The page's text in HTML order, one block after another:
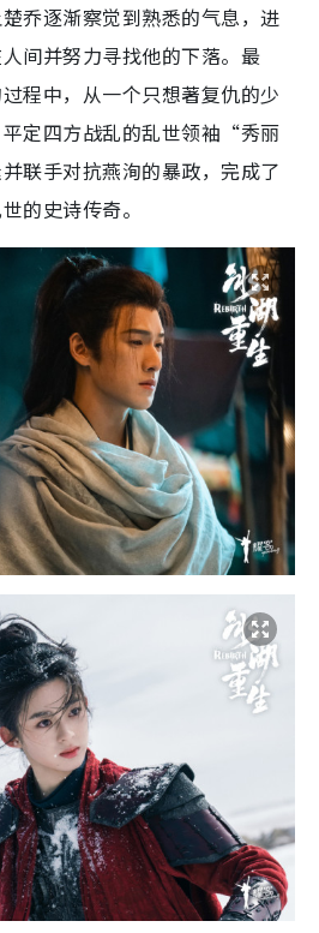
乔逐渐察觉到熟悉的气息，进
间并努力寻找他的下落。最
程中，从一个只想著复仇的少
定四方战乱的乱世领袖“秀丽
联手对抗燕洵的暴政，完成了
的史诗传奇。